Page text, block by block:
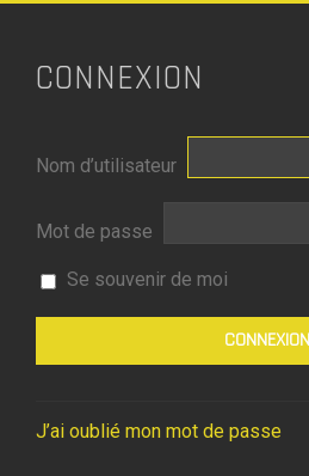
CONNEXION
Nom d’utilisateur
Mot de passe
Se souvenir de moi
J’ai oublié mon mot de passe